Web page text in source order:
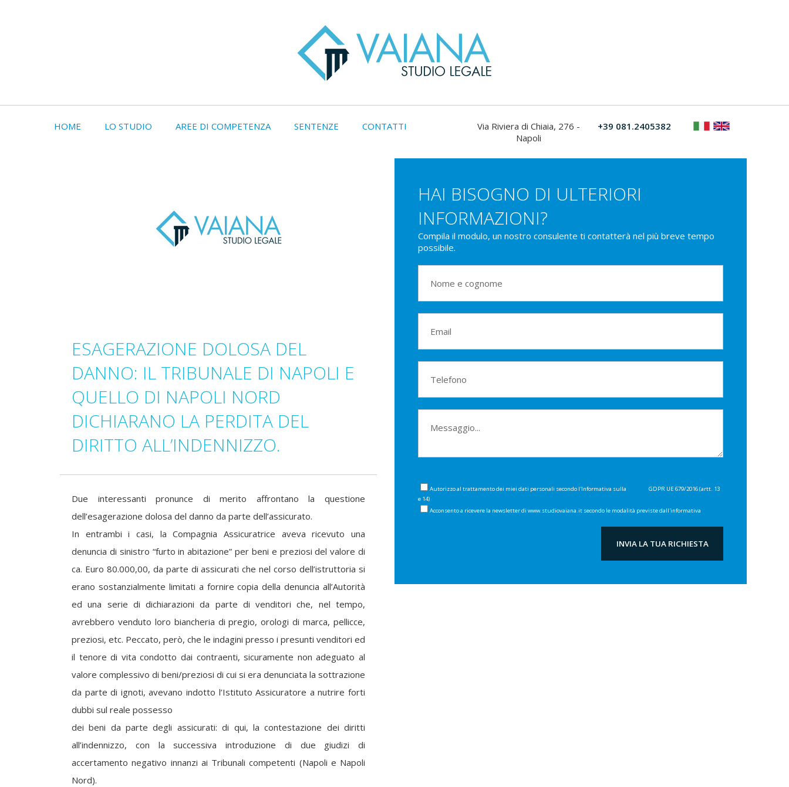
HOME LO STUDIO AREE DI COMPETENZA SENTENZE CONTATTI
Via Riviera di Chiaia, 276 -
Napoli
+39 081.2405382
ESAGERAZIONE DOLOSA DEL
DANNO: IL TRIBUNALE DI NAPOLI E
QUELLO DI NAPOLI NORD
DICHIARANO LA PERDITA DEL
DIRITTO ALL’INDENNIZZO.
Due interessanti pronunce di merito affrontano la questione
dell’esagerazione dolosa del danno da parte dell’assicurato.
In entrambi i casi, la Compagnia Assicuratrice aveva ricevuto una
denuncia di sinistro “furto in abitazione” per beni e preziosi del valore di
ca. Euro 80.000,00, da parte di assicurati che nel corso dell’istruttoria si
erano sostanzialmente limitati a fornire copia della denuncia all’Autorità
ed una serie di dichiarazioni da parte di venditori che, nel tempo,
avrebbero venduto loro biancheria di pregio, orologi di marca, pellicce,
preziosi, etc. Peccato, però, che le indagini presso i presunti venditori ed
il tenore di vita condotto dai contraenti, sicuramente non adeguato al
valore complessivo di beni/preziosi di cui si era denunciata la sottrazione
da parte di ignoti, avevano indotto l’Istituto Assicuratore a nutrire forti
dubbi sul reale possesso
dei beni da parte degli assicurati: di qui, la contestazione dei diritti
all’indennizzo, con la successiva introduzione di due giudizi di
accertamento negativo innanzi ai Tribunali competenti (Napoli e Napoli
Nord).
HAI BISOGNO DI ULTERIORI
INFORMAZIONI?
Compila il modulo, un nostro consulente ti contatterà nel più breve tempo
possibile.
Autorizzo al trattamento dei miei dati personali secondo l'Informativa sulla
GDPR UE 679/2016 (artt. 13
e 14)
Acconsento a ricevere la newsletter di www.studiovaiana.it secondo le modalità previste dall'informativa